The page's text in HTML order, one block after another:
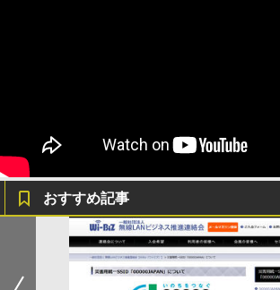
おすすめ記事